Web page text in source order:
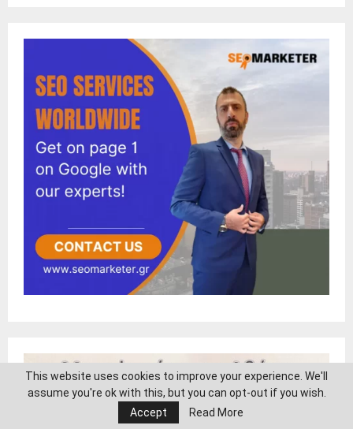
This website uses cookies to improve your experience. We'll
assume you're ok with this, but you can opt-out if you wish.
Accept
Read More